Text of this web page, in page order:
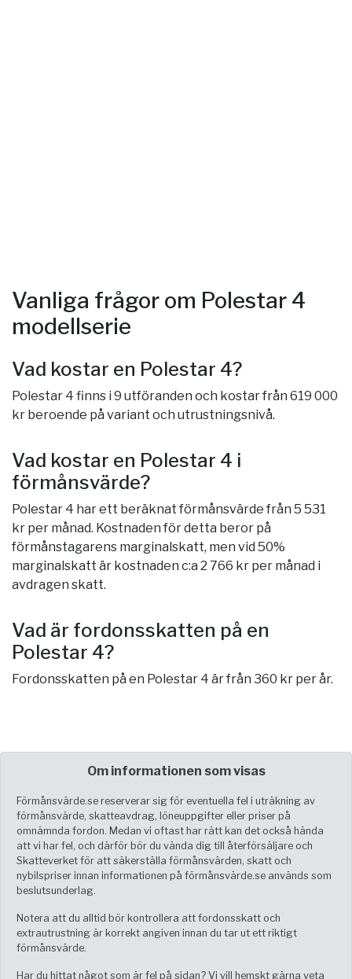
Vanliga frågor om Polestar 4
modellserie
Vad kostar en Polestar 4?
Polestar 4 finns i 9 utföranden och kostar från 619 000
kr beroende på variant och utrustningsnivå.
Vad kostar en Polestar 4 i
förmånsvärde?
Polestar 4 har ett beräknat förmånsvärde från 5 531
kr per månad. Kostnaden för detta beror på
förmånstagarens marginalskatt, men vid 50%
marginalskatt är kostnaden c:a 2 766 kr per månad i
avdragen skatt.
Vad är fordonsskatten på en
Polestar 4?
Fordonsskatten på en Polestar 4 är från 360 kr per år.
Om informationen som visas
Förmånsvärde.se reserverar sig för eventuella fel i uträkning av
förmånsvärde, skatteavdrag, löneuppgifter eller priser på
omnämnda fordon. Medan vi oftast har rätt kan det också hända
att vi har fel, och därför bör du vända dig till återförsäljare och
Skatteverket för att säkerställa förmånsvärden, skatt och
nybilspriser innan informationen på förmånsvärde.se används som
beslutsunderlag.
Notera att du alltid bör kontrollera att fordonsskatt och
extrautrustning är korrekt angiven innan du tar ut ett riktigt
förmånsvärde.
Har du hittat något som är fel på sidan? Vi vill hemskt gärna veta